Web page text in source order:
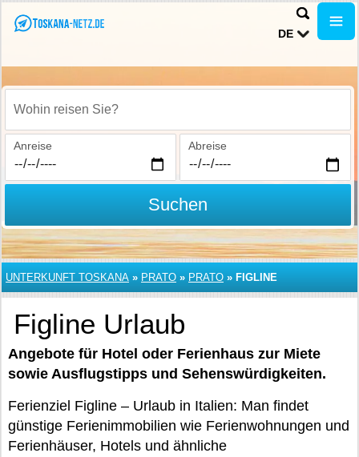
DE
Wohin reisen Sie?
Anreise Abreise
Suchen
UNTERKUNFT TOSKANA » PRATO » PRATO » FIGLINE
Figline Urlaub
Angebote für Hotel oder Ferienhaus zur Miete
sowie Ausflugstipps und Sehenswürdigkeiten.
Ferienziel Figline – Urlaub in Italien: Man findet
günstige Ferienimmobilien wie Ferienwohnungen und
Ferienhäuser, Hotels und ähnliche